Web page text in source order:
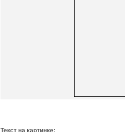
Текст на картинке: